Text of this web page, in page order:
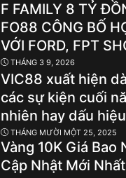
F FAMILY 8 TỶ
FO88 CÔNG BỐ
VỚI FORD, FPT
LOẠT THƯƠNG
HÀNG ĐẦU
THÁNG 3 9, 2026
VIC88 xuất hiện
các sự kiện cuối
nhiên hay dấu hiệu
thí điểm cá cược
THÁNG MƯỜI MỘT 25, 2025
Vàng 10K Giá Bao
Cập Nhật Mới